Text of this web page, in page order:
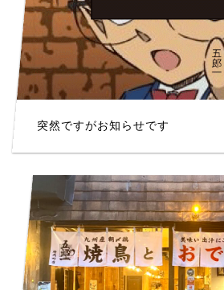
突然ですがお知らせです